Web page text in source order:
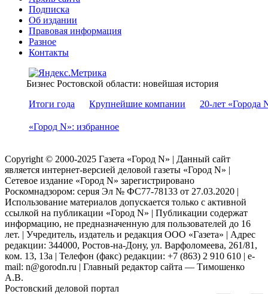
Подписка
Об издании
Правовая информация
Разное
Контакты
Бизнес Ростовской области: новейшая история
Итоги года
Крупнейшие компании 20-лет «Города
«Город N»: избранное
Copyright © 2000-2025 Газета «Город N» | Данный сайт
является интернет-версией деловой газеты «Город N» |
Сетевое издание «Город N» зарегистрировано
Роскомнадзором: серuя Эл № ФС77-78133 от 27.03.2020 |
Использование материалов допускается только с активной
ссылкой на публикации «Город N» | Публикации содержат
информацию, не предназначенную для пользователей до 16
лет. | Учредитель, издатель и редакция ООО «Газета» | Адрес
редакции: 344000, Ростов-на-Дону, ул. Варфоломеева, 261/81,
ком. 13, 13а | Телефон (факс) редакции: +7 (863) 2 910 610 | e-
mail: n@gorodn.ru | Главный редактор сайта — Тимошенко
А.В.
Ростовский деловой портал